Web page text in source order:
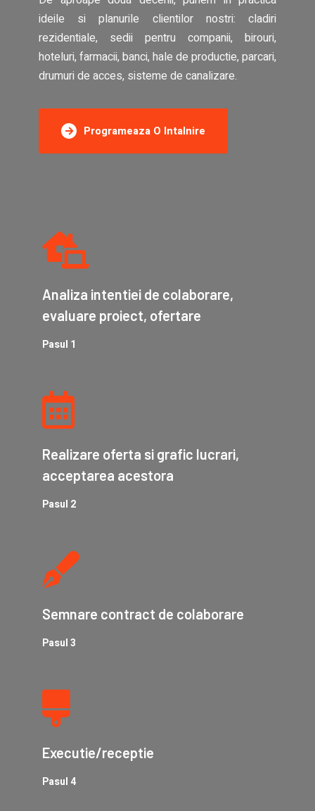
ideile si planurile clientilor nostri: cladiri
rezidentiale, sedii pentru companii, birouri,
hoteluri, farmacii, banci, hale de productie, parcari,
drumuri de acces, sisteme de canalizare.
Programeaza O Intalnire
Analiza intentiei de colaborare,
evaluare proiect, ofertare
Pasul 1
Realizare oferta si grafic lucrari,
acceptarea acestora
Pasul 2
Semnare contract de colaborare
Pasul 3
Executie/receptie
Pasul 4